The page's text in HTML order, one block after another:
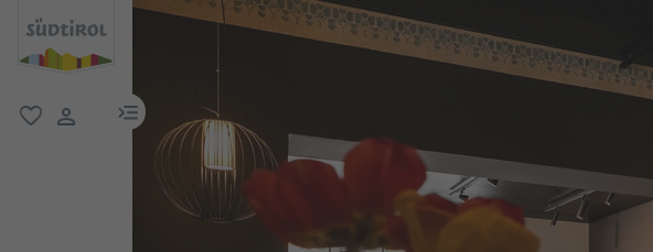
menu link